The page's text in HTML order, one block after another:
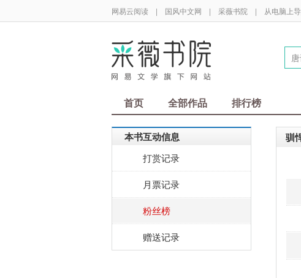
网易云阅读 | 国风中文网 | 采薇书院 | 从电脑上
首页 全部作品 排行榜
本书互动信息
打赏记录
月票记录
粉丝榜
赠送记录
驯